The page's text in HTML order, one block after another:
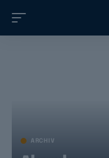
ARCHIV